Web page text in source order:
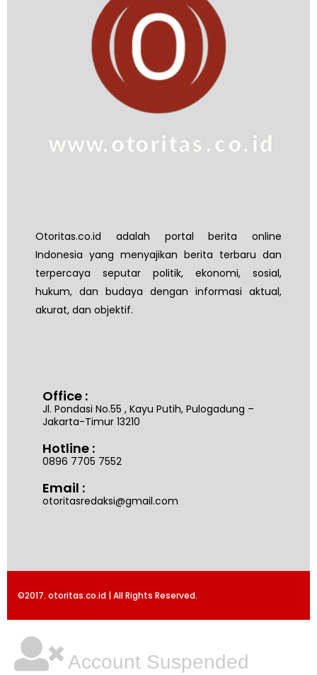
Otoritas.co.id adalah portal berita online
Indonesia yang menyajikan berita terbaru dan
terpercaya seputar politik, ekonomi, sosial,
hukum, dan budaya dengan informasi aktual,
akurat, dan objektif.
Office :
Jl. Pondasi No.55 , Kayu Putih, Pulogadung –
Jakarta-Timur 13210
Hotline :
0896 7705 7552
Email :
otoritasredaksi@gmail.com
©2017. otoritas.co.id | All Rights Reserved.
Account Suspended